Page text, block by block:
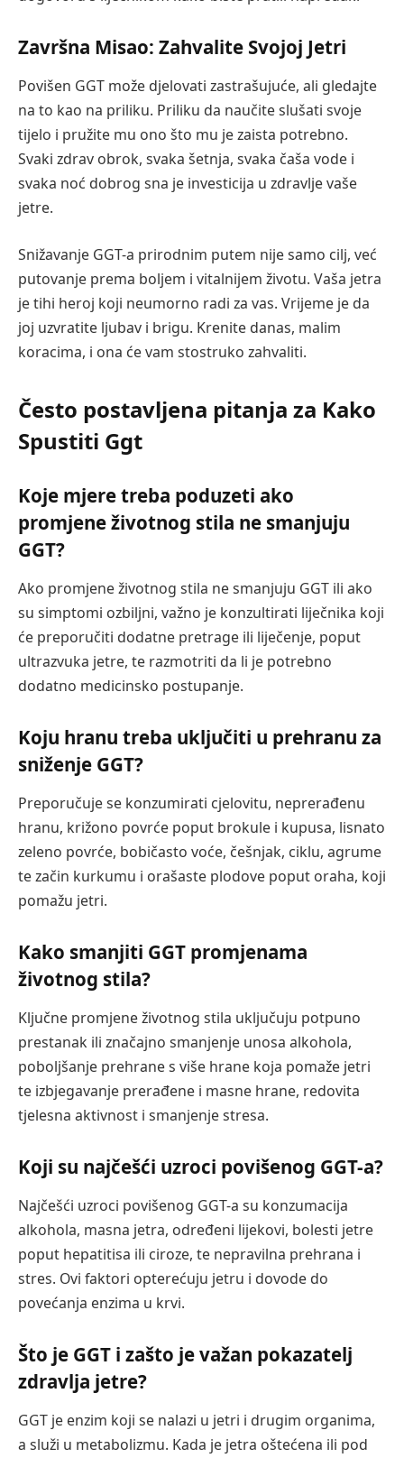
Završna Misao: Zahvalite Svojoj Jetri
Povišen GGT može djelovati zastrašujuće, ali gledajte
na to kao na priliku. Priliku da naučite slušati svoje
tijelo i pružite mu ono što mu je zaista potrebno.
Svaki zdrav obrok, svaka šetnja, svaka čaša vode i
svaka noć dobrog sna je investicija u zdravlje vaše
jetre.
Snižavanje GGT-a prirodnim putem nije samo cilj, već
putovanje prema boljem i vitalnijem životu. Vaša jetra
je tihi heroj koji neumorno radi za vas. Vrijeme je da
joj uzvratite ljubav i brigu. Krenite danas, malim
koracima, i ona će vam stostruko zahvaliti.
Često postavljena pitanja za Kako
Spustiti Ggt
Koje mjere treba poduzeti ako
promjene životnog stila ne smanjuju
GGT?
Ako promjene životnog stila ne smanjuju GGT ili ako
su simptomi ozbiljni, važno je konzultirati liječnika koji
će preporučiti dodatne pretrage ili liječenje, poput
ultrazvuka jetre, te razmotriti da li je potrebno
dodatno medicinsko postupanje.
Koju hranu treba uključiti u prehranu za
sniženje GGT?
Preporučuje se konzumirati cjelovitu, neprerađenu
hranu, križono povrće poput brokule i kupusa, lisnato
zeleno povrće, bobičasto voće, češnjak, ciklu, agrume
te začin kurkumu i orašaste plodove poput oraha, koji
pomažu jetri.
Kako smanjiti GGT promjenama
životnog stila?
Ključne promjene životnog stila uključuju potpuno
prestanak ili značajno smanjenje unosa alkohola,
poboljšanje prehrane s više hrane koja pomaže jetri
te izbjegavanje prerađene i masne hrane, redovita
tjelesna aktivnost i smanjenje stresa.
Koji su najčešći uzroci povišenog GGT-a?
Najčešći uzroci povišenog GGT-a su konzumacija
alkohola, masna jetra, određeni lijekovi, bolesti jetre
poput hepatitisa ili ciroze, te nepravilna prehrana i
stres. Ovi faktori opterećuju jetru i dovode do
povećanja enzima u krvi.
Što je GGT i zašto je važan pokazatelj
zdravlja jetre?
GGT je enzim koji se nalazi u jetri i drugim organima,
a služi u metabolizmu. Kada je jetra oštećena ili pod